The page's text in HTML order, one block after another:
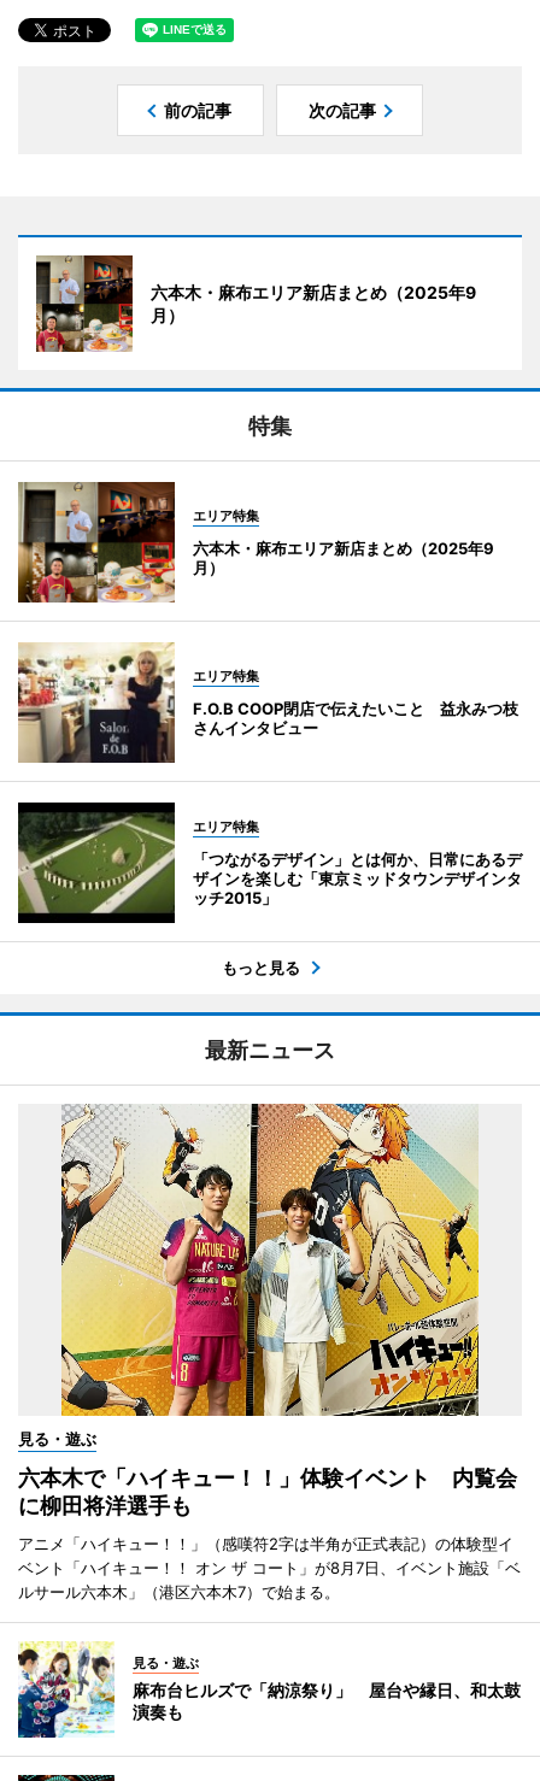
前の記事 次の記事
六本木・麻布エリア新店まとめ（2025年9
月）
特集
エリア特集
六本木・麻布エリア新店まとめ（2025年9
月）
エリア特集
F.O.B COOP閉店で伝えたいこと 益永みつ枝
さんインタビュー
エリア特集
「つながるデザイン」とは何か、日常にあるデ
ザインを楽しむ「東京ミッドタウンデザインタ
ッチ2015」
もっと見る
最新ニュース
見る・遊ぶ
六本木で「ハイキュー！！」体験イベント 内覧会
に柳田将洋選手も
アニメ「ハイキュー！！」（感嘆符2字は半角が正式表記）の体験型イ
ベント「ハイキュー！！ オン ザ コート」が8月7日、イベント施設「ベ
ルサール六本木」（港区六本木7）で始まる。
見る・遊ぶ
麻布台ヒルズで「納涼祭り」 屋台や縁日、和太鼓
演奏も